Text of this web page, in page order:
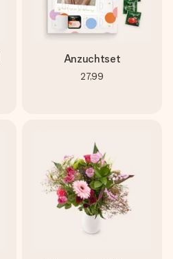
Anzuchtset
27,99